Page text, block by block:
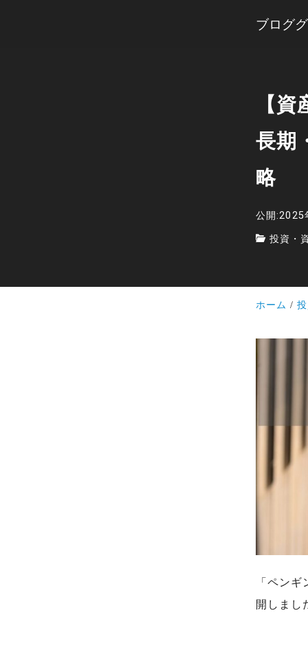
ブロググ
【
長期
略
公開:2025
投資・
ホーム
「ペン
開しまし